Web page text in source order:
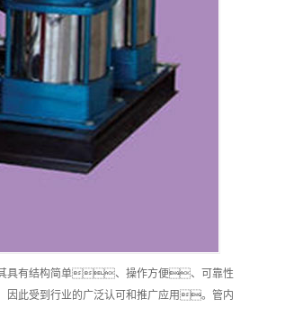
有结构简单、操作方便、可靠性
受到行业的广泛认可和推广应用。管内